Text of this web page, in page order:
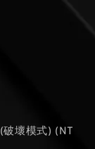
破壞模式) (NT